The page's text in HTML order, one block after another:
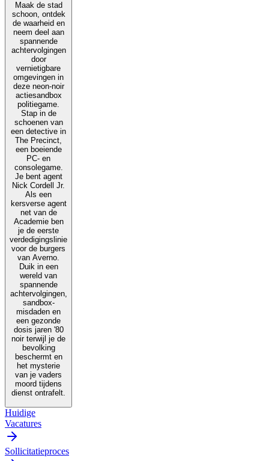
Maak de stad
schoon, ontdek
de waarheid en
neem deel aan
spannende
achtervolgingen
door
vernietigbare
omgevingen in
deze neon-noir
actiesandbox
politiegame.
Stap in de
schoenen van
een detective in
The Precinct,
een boeiende
PC- en
consolegame.
Je bent agent
Nick Cordell Jr.
Als een
kersverse agent
net van de
Academie ben
je de eerste
verdedigingslinie
voor de burgers
van Averno.
Duik in een
wereld van
spannende
achtervolgingen,
sandbox-
misdaden en
een gezonde
dosis jaren '80
noir terwijl je de
bevolking
beschermt en
het mysterie
van je vaders
moord tijdens
dienst ontrafelt.
Huidige
Vacatures
Sollicitatieproces